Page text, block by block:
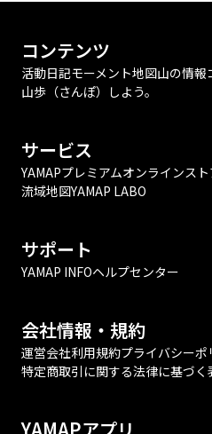
コンテンツ
活動日記モーメント地図山の情報
山歩（さんぽ）しよう。
サービス
YAMAPプレミアムオンラインスト
流域地図YAMAP LABO
サポート
YAMAP INFOヘルプセンター
会社情報・規約
運営会社利用規約プライバシーポ
特定商取引に関する法律に基づく